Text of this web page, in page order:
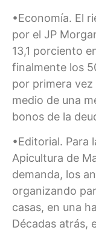
•Economía. El
por el JP
13,1 porciento
finalmente los
por primera vez
medio de una
bonos de la
•Editorial. Para
Apicultura de
demanda, los
organizando
casas, en una
Décadas atrás,